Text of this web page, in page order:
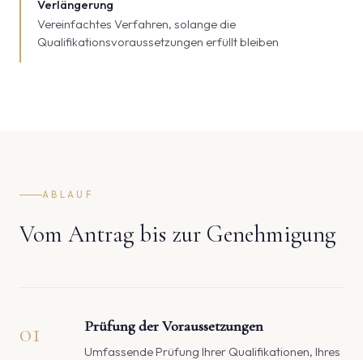
Verlängerung
Vereinfachtes Verfahren, solange die
Qualifikationsvoraussetzungen erfüllt bleiben
ABLAUF
Vom Antrag bis zur Genehmigung
01 Prüfung der Voraussetzungen
Umfassende Prüfung Ihrer Qualifikationen, Ihres